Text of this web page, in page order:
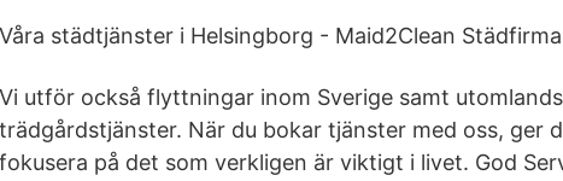
Våra städtjänster i Helsingborg - Maid2Clean Städfirma
Vi utför också flyttningar inom Sverige samt
trädgårdstjänster. När du bokar tjänster med oss, ger
fokusera på det som verkligen är viktigt i livet. God